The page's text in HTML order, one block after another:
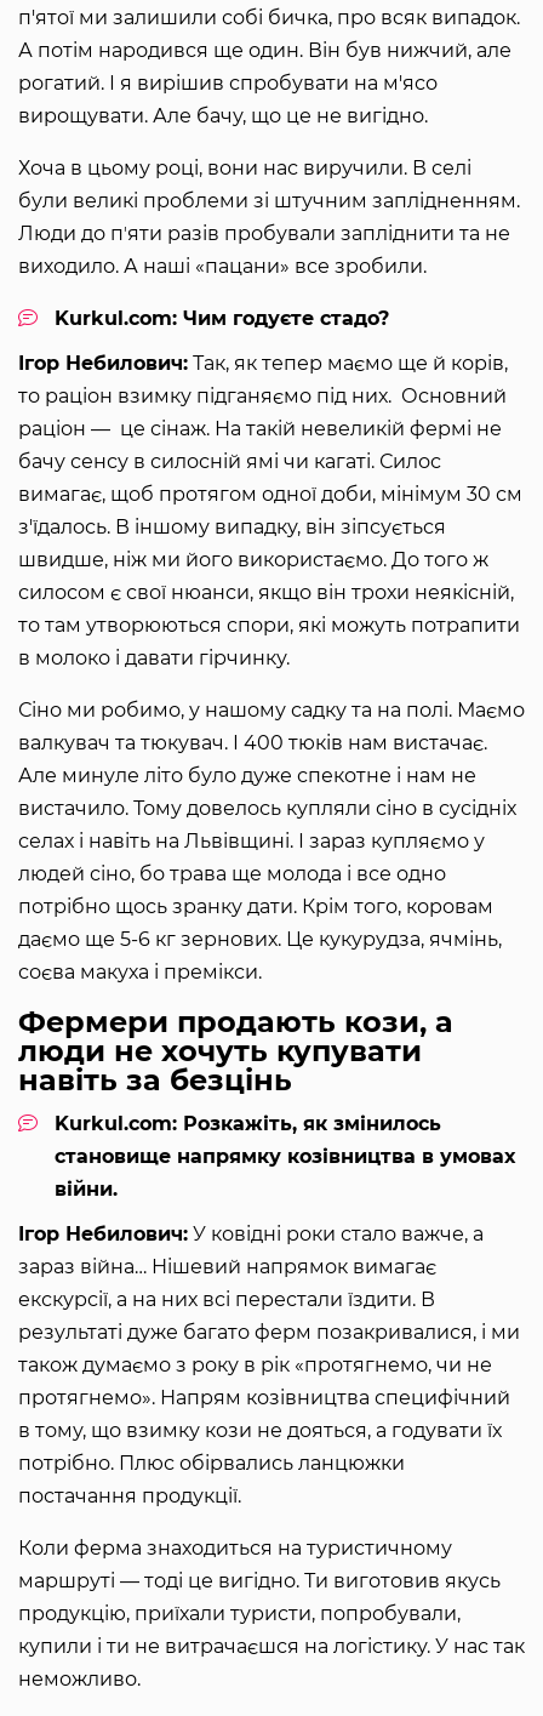
п'ятої ми залишили собі бичка, про всяк випадок.
А потім народився ще один. Він був нижчий, але
рогатий. І я вирішив спробувати на м'ясо
вирощувати. Але бачу, що це не вигідно.
Хоча в цьому році, вони нас виручили. В селі
були великі проблеми зі штучним заплідненням.
Люди до пʼяти разів пробували запліднити та не
виходило. А наші «пацани» все зробили.
Kurkul.com: Чим годуєте стадо?
Ігор Небилович: Так, як тепер маємо ще й корів,
то раціон взимку підганяємо під них. Основний
раціон — це сінаж. На такій невеликій фермі не
бачу сенсу в силосній ямі чи кагаті. Силос
вимагає, щоб протягом одної доби, мінімум 30 см
з'їдалось. В іншому випадку, він зіпсується
швидше, ніж ми його використаємо. До того ж
силосом є свої нюанси, якщо він трохи неякісній,
то там утворюються спори, які можуть потрапити
в молоко і давати гірчинку.
Сіно ми робимо, у нашому садку та на полі. Маємо
валкувач та тюкувач. І 400 тюків нам вистачає.
Але минуле літо було дуже спекотне і нам не
вистачило. Тому довелось купляли сіно в сусідніх
селах і навіть на Львівщині. І зараз купляємо у
людей сіно, бо трава ще молода і все одно
потрібно щось зранку дати. Крім того, коровам
даємо ще 5-6 кг зернових. Це кукурудза, ячмінь,
соєва макуха і премікси.
Фермери продають кози, а
люди не хочуть купувати
навіть за безцінь
Kurkul.com: Розкажіть, як змінилось
становище напрямку козівництва в умовах
війни.
Ігор Небилович: У ковідні роки стало важче, а
зараз війна… Нішевий напрямок вимагає
екскурсії, а на них всі перестали їздити. В
результаті дуже багато ферм позакривалися, і ми
також думаємо з року в рік «протягнемо, чи не
протягнемо». Напрям козівництва специфічний
в тому, що взимку кози не дояться, а годувати їх
потрібно. Плюс обірвались ланцюжки
постачання продукції.
Коли ферма знаходиться на туристичному
маршруті — тоді це вигідно. Ти виготовив якусь
продукцію, приїхали туристи, попробували,
купили і ти не витрачаєшся на логістику. У нас так
неможливо.